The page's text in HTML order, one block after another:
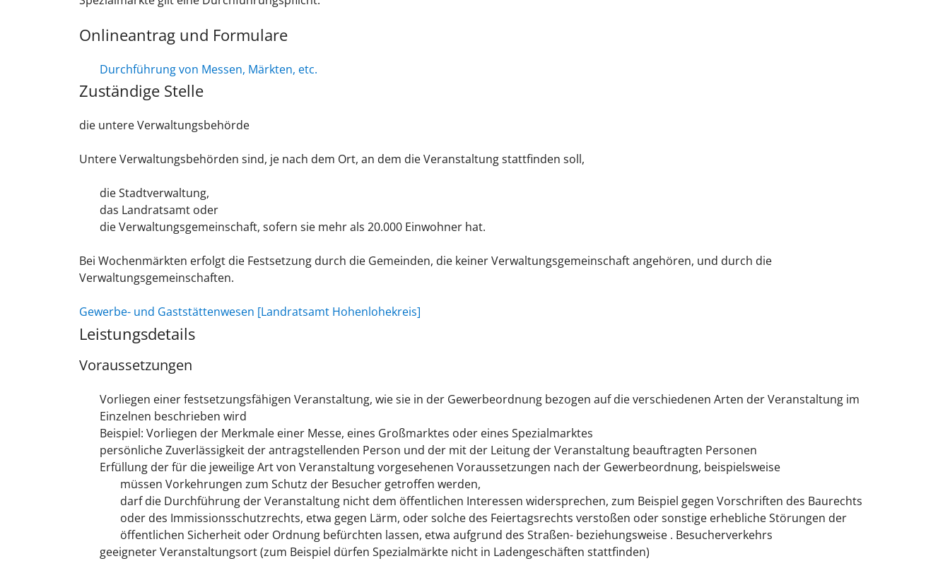
Onlineantrag und Formulare
Durchführung von Messen, Märkten, etc.
Zuständige Stelle
die untere Verwaltungsbehörde
Untere Verwaltungsbehörden sind, je nach dem Ort, an dem die Veranstaltung stattfinden soll,
die Stadtverwaltung,
das Landratsamt oder
die Verwaltungsgemeinschaft, sofern sie mehr als 20.000 Einwohner hat.
Bei Wochenmärkten erfolgt die Festsetzung durch die Gemeinden, die keiner Verwaltungsgemeinschaft angehören, und durch die
Verwaltungsgemeinschaften.
Gewerbe- und Gaststättenwesen [Landratsamt Hohenlohekreis]
Leistungsdetails
Voraussetzungen
Vorliegen einer festsetzungsfähigen Veranstaltung, wie sie in der Gewerbeordnung bezogen auf die verschiedenen Arten der Veranstaltung im
Einzelnen beschrieben wird
Beispiel: Vorliegen der Merkmale einer Messe, eines Großmarktes oder eines Spezialmarktes
persönliche Zuverlässigkeit der antragstellenden Person und der mit der Leitung der Veranstaltung beauftragten Personen
Erfüllung der für die jeweilige Art von Veranstaltung vorgesehenen Voraussetzungen nach der Gewerbeordnung, beispielsweise
müssen Vorkehrungen zum Schutz der Besucher getroffen werden,
darf die Durchführung der Veranstaltung nicht dem öffentlichen Interessen widersprechen, zum Beispiel gegen Vorschriften des Baurechts
oder des Immissionsschutzrechts, etwa gegen Lärm, oder solche des Feiertagsrechts verstoßen oder sonstige erhebliche Störungen der
öffentlichen Sicherheit oder Ordnung befürchten lassen, etwa aufgrund des Straßen- beziehungsweise . Besucherverkehrs
geeigneter Veranstaltungsort (zum Beispiel dürfen Spezialmärkte nicht in Ladengeschäften stattfinden)